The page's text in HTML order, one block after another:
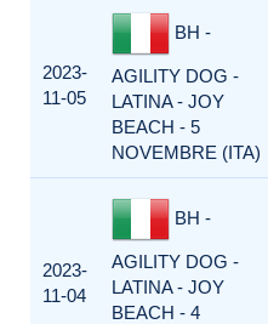
2023-
11-05
BH -
AGILITY DOG -
LATINA - JOY
BEACH - 5
NOVEMBRE (ITA)
2023-
11-04
BH -
AGILITY DOG -
LATINA - JOY
BEACH - 4